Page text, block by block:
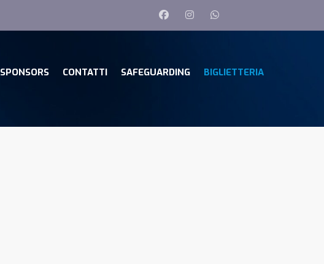
SPONSORS CONTATTI SAFEGUARDING BIGLIETTERIA